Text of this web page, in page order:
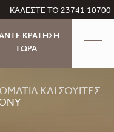
ΚΑΛΕΣΤΕ ΤΟ 23741 10700
ΚΡΑΤΗΣΗ
ΤΩΡΑ
ΚΑΙ ΣΟΥΊΤΕΣ